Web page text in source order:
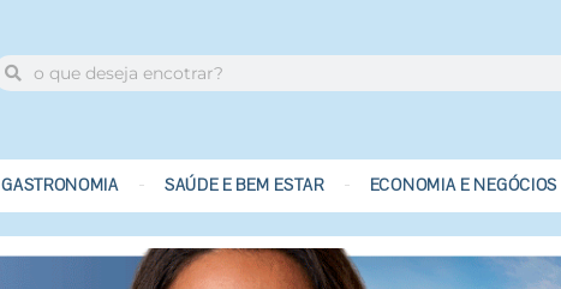
GASTRONOMIA SAÚDE E BEM ESTAR ECONOMIA E NEGÓCIOS